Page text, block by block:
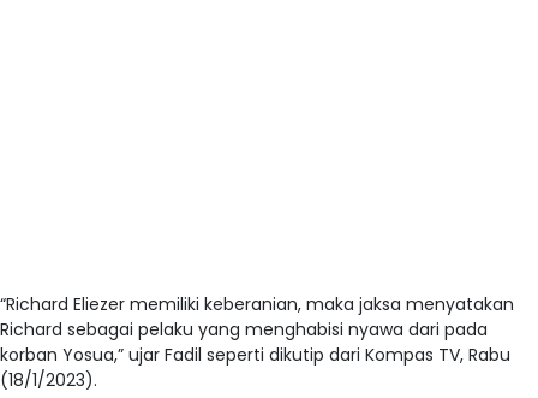
“Richard Eliezer memiliki keberanian, maka jaksa menyatakan
Richard sebagai pelaku yang menghabisi nyawa dari pada
korban Yosua,” ujar Fadil seperti dikutip dari Kompas TV, Rabu
(18/1/2023).